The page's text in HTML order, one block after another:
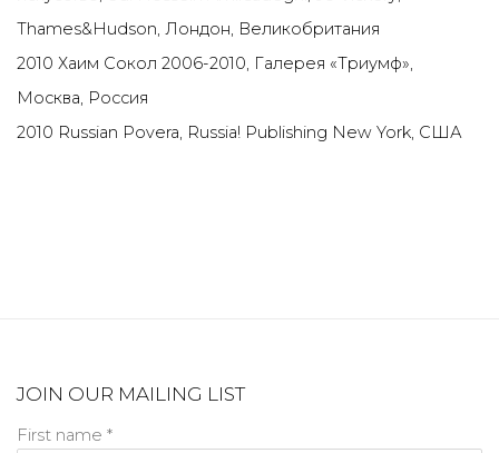
Thames&Hudson, Лондон, Великобритания
2010 Хаим Сокол 2006-2010, Галерея «Триумф»,
Москва, Россия
2010 Russian Povera, Russia! Publishing New York, США
JOIN OUR MAILING LIST
First name *